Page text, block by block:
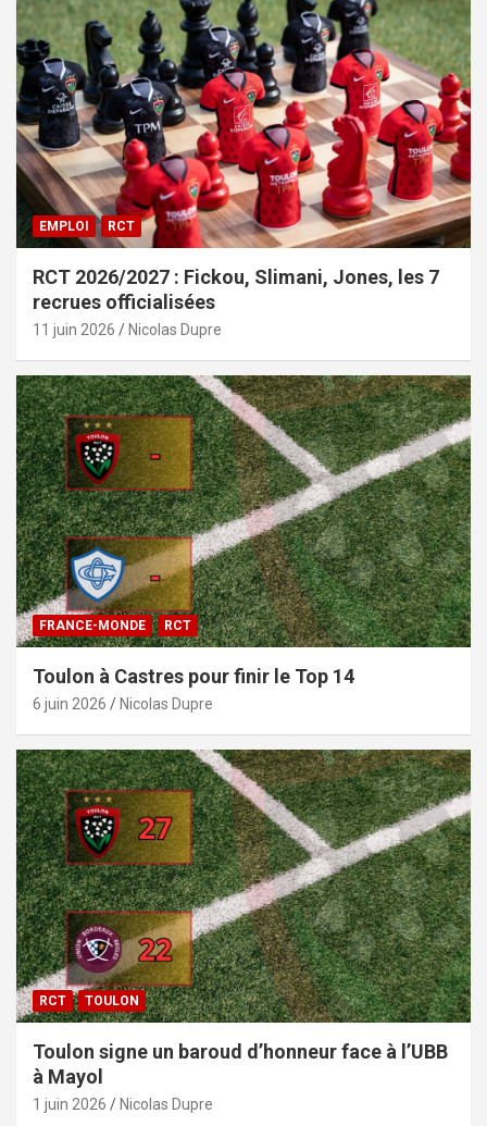
EMPLOI RCT
RCT 2026/2027 : Fickou, Slimani, Jones, les 7
recrues officialisées
11 juin 2026 Nicolas Dupre
FRANCE-MONDE RCT
Toulon à Castres pour finir le Top 14
6 juin 2026 Nicolas Dupre
RCT TOULON
Toulon signe un baroud d’honneur face à l’UBB
à Mayol
1 juin 2026 Nicolas Dupre